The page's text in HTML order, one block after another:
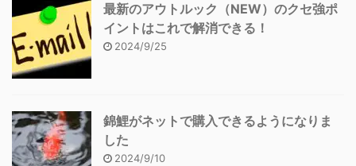
最新のアウトルック（NEW）のクセ強ポ
イントはこれで解消できる！
2024/9/25
錦鯉がネットで購入できるようになりま
した
2024/9/10